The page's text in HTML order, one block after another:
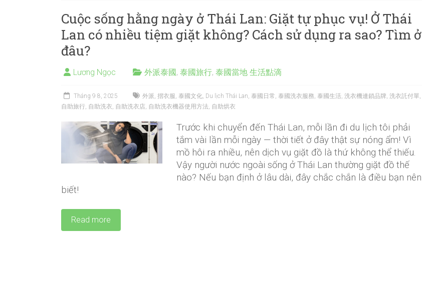
Cuộc sống hằng ngày ở Thái Lan: Giặt tự phục vụ! Ở Thái
Lan có nhiều tiệm giặt không? Cách sử dụng ra sao? Tìm ở
đâu?
Lương Ngọc 外派泰國, 泰國旅行, 泰國當地 生活點滴
Tháng 9 8, 2025 外派, 摺衣服, 泰國文化, Du lịch Thái Lan, 泰國日常, 泰國洗衣服務, 泰國生活, 洗衣機連鎖品牌, 洗衣託付單,
自助旅行, 自助洗衣, 自助洗衣店, 自助洗衣機器使用方法, 自助烘衣
Trước khi chuyển đến Thái Lan, mỗi lần đi du lịch tôi phải
tắm vài lần mỗi ngày — thời tiết ở đây thật sự nóng ẩm! Vì
mồ hôi ra nhiều, nên dịch vụ giặt đồ là thứ không thể thiếu.
Vậy người nước ngoài sống ở Thái Lan thường giặt đồ thế
nào? Nếu bạn định ở lâu dài, đây chắc chắn là điều bạn nên
biết!
Read more